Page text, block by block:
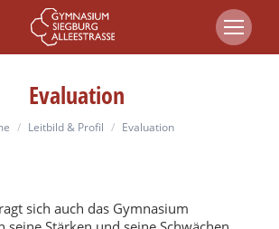
Evaluation
are here:
Leitbild & Profil Evaluation
sich auch das Gymnasium